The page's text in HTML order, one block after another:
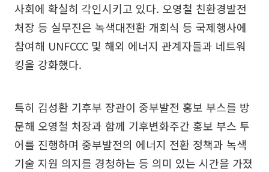
사회에 확실히 각인시키고 있다. 오영철 친환경발전
처장 등 실무진은 녹색대전환 개회식 등 국제행사에
참여해 UNFCCC 및 해외 에너지 관계자들과 네트워
킹을 강화했다.
특히 김성환 기후부 장관이 중부발전 홍보 부스를 방
문해 오영철 처장과 함께 기후변화주간 홍보 부스 투
어를 진행하며 중부발전의 에너지 전환 정책과 녹색
기술 지원 의지를 경청하는 등 의미 있는 시간을 가졌